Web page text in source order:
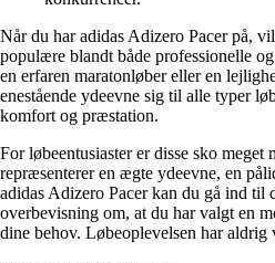
Når du har adidas Adizero Pacer på,
populære blandt både professionelle
en erfaren maratonløber eller en
enestående ydeevne sig til alle typer
komfort og præstation.
For løbeentusiaster er disse sko meget
repræsenterer en ægte ydeevne, en
adidas Adizero Pacer kan du gå ind til
overbevisning om, at du har valgt en
dine behov. Løbeoplevelsen har